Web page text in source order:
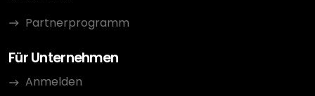
Partnerprogramm
Für Unternehmen
Anmelden